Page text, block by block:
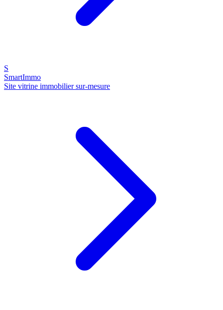
S
SmartImmo
Site vitrine immobilier sur-mesure